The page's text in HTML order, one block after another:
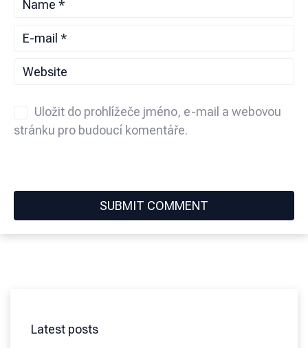
Uložit do prohlížeče jméno, e-mail a webovou
stránku pro budoucí komentáře.
Latest posts